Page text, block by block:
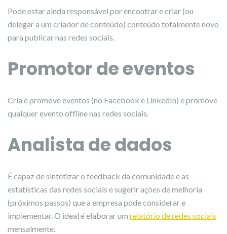
Pode estar ainda responsável por encontrar e criar (ou
delegar a um criador de conteúdo) conteúdo totalmente novo
para publicar nas redes sociais.
Promotor de eventos
Cria e promove eventos (no Facebook e LinkedIn) e promove
qualquer evento offline nas redes sociais.
Analista de dados
É capaz de sintetizar o feedback da comunidade e as
estatísticas das redes sociais e sugerir ações de melhoria
(próximos passos) que a empresa pode considerar e
implementar. O ideal é elaborar um relatório de redes sociais
mensalmente.